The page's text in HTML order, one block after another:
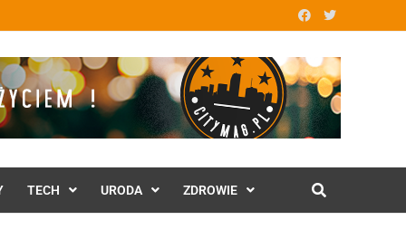
TECH URODA ZDROWIE